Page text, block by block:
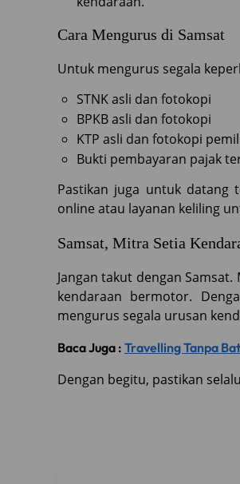
Cara Mengurus di Samsat
Untuk mengurus segala
STNK asli dan fotokopi
BPKB asli dan fotokopi
KTP asli dan fotokopi
Bukti pembayaran pajak
Pastikan juga untuk datang
online atau layanan keliling
Samsat, Mitra Setia
Jangan takut dengan
kendaraan bermotor.
mengurus segala urusan
Baca Juga : Travelling Tanpa
Dengan begitu, pastikan